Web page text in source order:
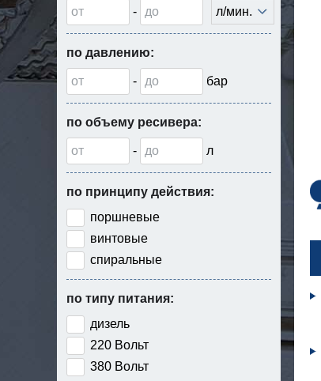
- л/мин.
по давлению:
- бар
по объему ресивера:
- л
по принципу действия:
поршневые
винтовые
спиральные
по типу питания:
дизель
220 Вольт
380 Вольт